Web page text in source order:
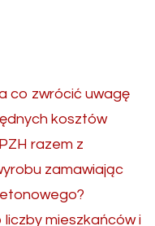
co zwrócić uwagę
kosztów
razem z
zamawiając
mieszkańców i